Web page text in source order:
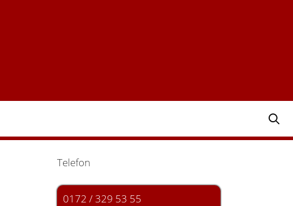
Telefon
0172 / 329 53 55